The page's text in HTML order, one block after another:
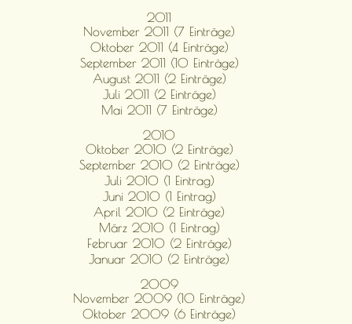
2011
November 2011 (7 Einträge)
Oktober 2011 (4 Einträge)
September 2011 (10 Einträge)
August 2011 (2 Einträge)
Juli 2011 (2 Einträge)
Mai 2011 (7 Einträge)
2010
Oktober 2010 (2 Einträge)
September 2010 (2 Einträge)
Juli 2010 (1 Eintrag)
Juni 2010 (1 Eintrag)
April 2010 (2 Einträge)
März 2010 (1 Eintrag)
Februar 2010 (2 Einträge)
Januar 2010 (2 Einträge)
2009
November 2009 (10 Einträge)
Oktober 2009 (6 Einträge)